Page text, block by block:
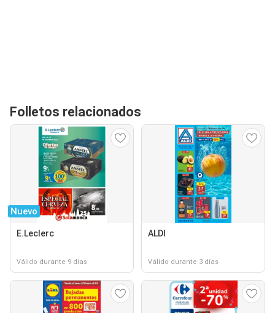
Folletos relacionados
Nuevo
E.Leclerc
Válido durante 9 días
ALDI
Válido durante 3 días